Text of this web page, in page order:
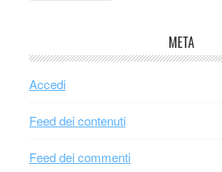
META
Accedi
Feed dei contenuti
Feed dei commenti